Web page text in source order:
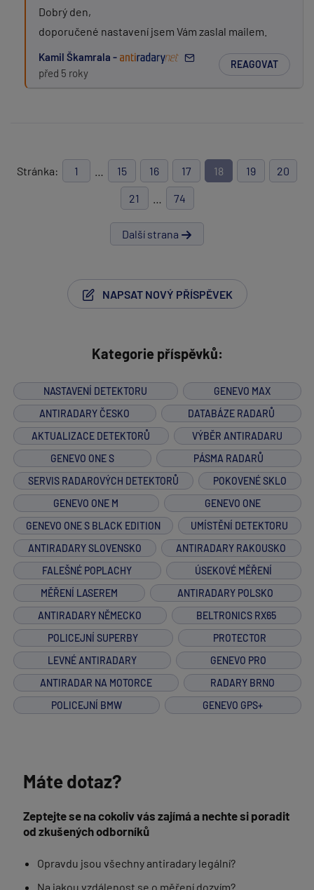
Dobrý den,
doporučené nastavení jsem Vám zaslal mailem.
Kamil Škamrala -
před 5 roky
REAGOVAT
Stránka: 1 15 16 17 18 19 20
21 74
Další strana
NAPSAT NOVÝ PŘÍSPĚVEK
Kategorie příspěvků:
NASTAVENÍ DETEKTORU
GENEVO MAX
ANTIRADARY ČESKO
DATABÁZE RADARŮ
AKTUALIZACE DETEKTORŮ
VÝBĚR ANTIRADARU
GENEVO ONE S
PÁSMA RADARŮ
SERVIS RADAROVÝCH DETEKTORŮ
POKOVENÉ SKLO
GENEVO ONE M
GENEVO ONE
GENEVO ONE S BLACK EDITION
UMÍSTĚNÍ DETEKTORU
ANTIRADARY SLOVENSKO
ANTIRADARY RAKOUSKO
FALEŠNÉ POPLACHY
ÚSEKOVÉ MĚŘENÍ
MĚŘENÍ LASEREM
ANTIRADARY POLSKO
ANTIRADARY NĚMECKO
BELTRONICS RX65
POLICEJNÍ SUPERBY
PROTECTOR
LEVNÉ ANTIRADARY
GENEVO PRO
ANTIRADAR NA MOTORCE
RADARY BRNO
POLICEJNÍ BMW
GENEVO GPS+
Máte dotaz?
Zeptejte se na cokoliv vás zajímá a nechte si poradit
od zkušených odborníků
Opravdu jsou všechny antiradary legální?
Na jakou vzdálenost se o měření dozvím?